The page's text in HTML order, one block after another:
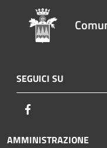
SEGUICI SU
AMMINISTRAZIONE